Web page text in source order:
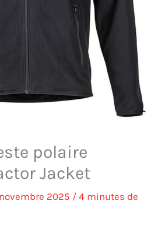
polaire
Jacket
2025 / 4 minutes de